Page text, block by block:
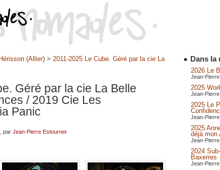
Hérisson (Allier)> 2011-2025 Le Cube. Géré par la cie La
Géré par la cie La Belle
/ 2019 Cie Les
Panic
, par Jean-Pierre Estournet
● Dans la
2026 Le
Jean-
2025
Jean-
2025 Le
Jean-
2025
déjà mon
Jean-
2024
Baxerres
Jean-